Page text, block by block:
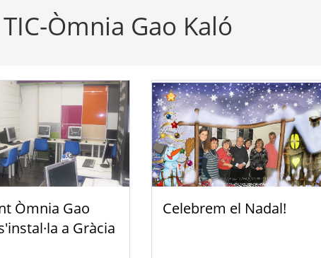
Òmnia Gao Kaló
Òmnia Gao
a Gràcia
Celebrem el Nadal!